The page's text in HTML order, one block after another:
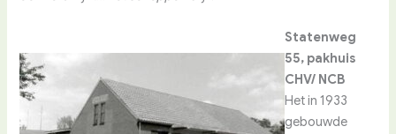
Statenweg
55, pakhuis
CHV/ NCB
Het in 1933
gebouwde